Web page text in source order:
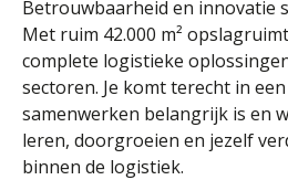
Betrouwbaarheid en innovatie
Met ruim 42.000 m²
complete logistieke
sectoren. Je komt terecht in
samenwerken belangrijk is en
leren, doorgroeien en jezelf
binnen de logistiek.